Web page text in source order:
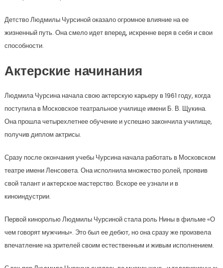
Детство Людмилы Чурсиной оказало огромное влияние на ее
жизненный путь. Она смело идет вперед, искренне веря в себя и свои
способности.
Актерские начинания
Людмила Чурсина начала свою актерскую карьеру в 1961 году, когда
поступила в Московское театральное училище имени Б. В. Щукина.
Она прошла четырехлетнее обучение и успешно закончила училище,
получив диплом актрисы.
Сразу после окончания учебы Чурсина начала работать в Московском
театре имени Ленсовета. Она исполнила множество ролей, проявив
свой талант и актерское мастерство. Вскоре ее узнали и в
киноиндустрии.
Первой киноролью Людмилы Чурсиной стала роль Нины в фильме «О
чем говорят мужчины». Это был ее дебют, но она сразу же произвела
впечатление на зрителей своим естественным и живым исполнением.